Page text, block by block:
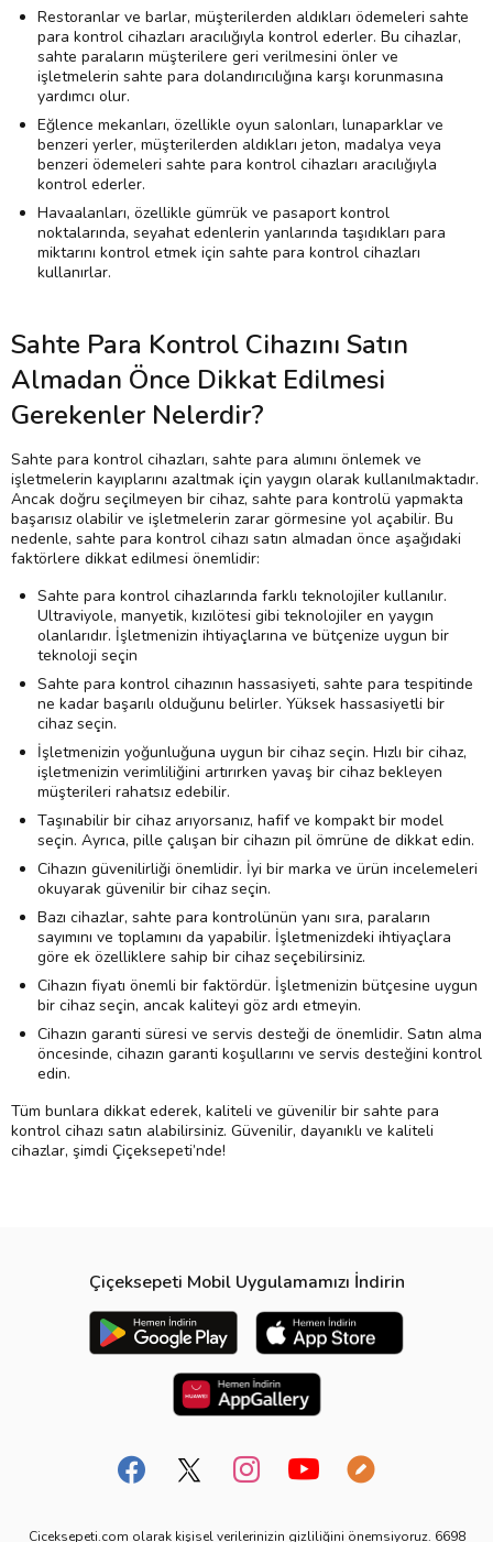
Restoranlar ve barlar, müşterilerden aldıkları ödemeleri sahte
para kontrol cihazları aracılığıyla kontrol ederler. Bu cihazlar,
sahte paraların müşterilere geri verilmesini önler ve
işletmelerin sahte para dolandırıcılığına karşı korunmasına
yardımcı olur.
Eğlence mekanları, özellikle oyun salonları, lunaparklar ve
benzeri yerler, müşterilerden aldıkları jeton, madalya veya
benzeri ödemeleri sahte para kontrol cihazları aracılığıyla
kontrol ederler.
Havaalanları, özellikle gümrük ve pasaport kontrol
noktalarında, seyahat edenlerin yanlarında taşıdıkları para
miktarını kontrol etmek için sahte para kontrol cihazları
kullanırlar.
Sahte Para Kontrol Cihazını Satın
Almadan Önce Dikkat Edilmesi
Gerekenler Nelerdir?
Sahte para kontrol cihazları, sahte para alımını önlemek ve
işletmelerin kayıplarını azaltmak için yaygın olarak kullanılmaktadır.
Ancak doğru seçilmeyen bir cihaz, sahte para kontrolü yapmakta
başarısız olabilir ve işletmelerin zarar görmesine yol açabilir. Bu
nedenle, sahte para kontrol cihazı satın almadan önce aşağıdaki
faktörlere dikkat edilmesi önemlidir:
Sahte para kontrol cihazlarında farklı teknolojiler kullanılır.
Ultraviyole, manyetik, kızılötesi gibi teknolojiler en yaygın
olanlarıdır. İşletmenizin ihtiyaçlarına ve bütçenize uygun bir
teknoloji seçin
Sahte para kontrol cihazının hassasiyeti, sahte para tespitinde
ne kadar başarılı olduğunu belirler. Yüksek hassasiyetli bir
cihaz seçin.
İşletmenizin yoğunluğuna uygun bir cihaz seçin. Hızlı bir cihaz,
işletmenizin verimliliğini artırırken yavaş bir cihaz bekleyen
müşterileri rahatsız edebilir.
Taşınabilir bir cihaz arıyorsanız, hafif ve kompakt bir model
seçin. Ayrıca, pille çalışan bir cihazın pil ömrüne de dikkat edin.
Cihazın güvenilirliği önemlidir. İyi bir marka ve ürün incelemeleri
okuyarak güvenilir bir cihaz seçin.
Bazı cihazlar, sahte para kontrolünün yanı sıra, paraların
sayımını ve toplamını da yapabilir. İşletmenizdeki ihtiyaçlara
göre ek özelliklere sahip bir cihaz seçebilirsiniz.
Cihazın fiyatı önemli bir faktördür. İşletmenizin bütçesine uygun
bir cihaz seçin, ancak kaliteyi göz ardı etmeyin.
Cihazın garanti süresi ve servis desteği de önemlidir. Satın alma
öncesinde, cihazın garanti koşullarını ve servis desteğini kontrol
edin.
Tüm bunlara dikkat ederek, kaliteli ve güvenilir bir sahte para
kontrol cihazı satın alabilirsiniz. Güvenilir, dayanıklı ve kaliteli
cihazlar, şimdi Çiçeksepeti’nde!
Çiçeksepeti Mobil Uygulamamızı İndirin
Ciceksepeti.com olarak kişisel verilerinizin gizliliğini önemsiyoruz. 6698